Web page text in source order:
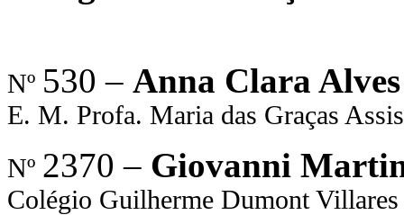
Nº 530 – Anna Clara
E. M. Profa. Maria das Graças
Nº 2370 – Giovanni
Colégio Guilherme Dumont Villares